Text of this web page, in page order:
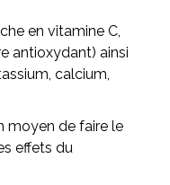
en vitamine C,
antioxydant) ainsi
calcium,
moyen de faire le
effets du